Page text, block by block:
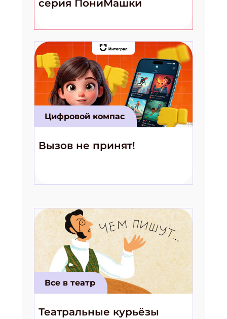
серия ПониМашки
Цифровой компас
Вызов не принят!
Все в театр
Театральные курьёзы